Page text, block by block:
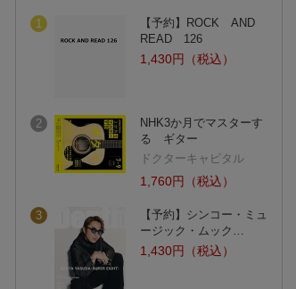
1
【予約】ROCK AND
READ 126
1,430円（税込）
2
NHK3か月でマスターす
る ギター
ドクターキャピタル
1,760円（税込）
3
【予約】シンコー・ミュ
ージック・ムック…
1,430円（税込）